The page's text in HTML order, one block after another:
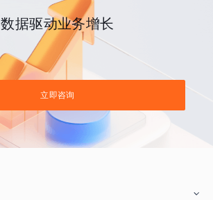
数据驱动业务增长
立即咨询